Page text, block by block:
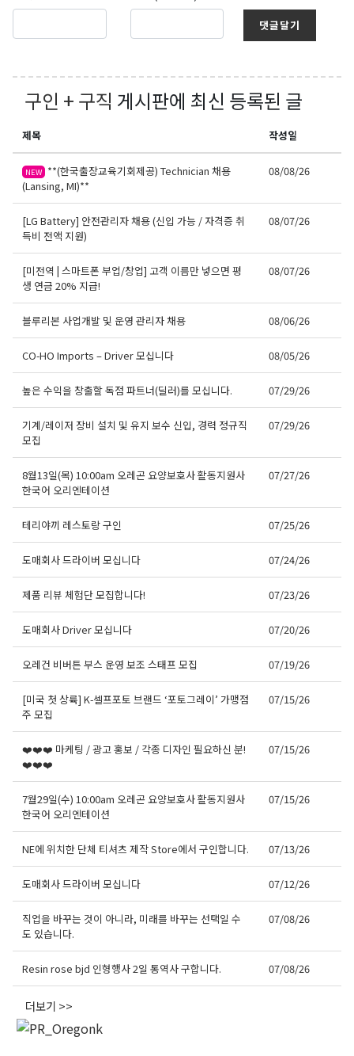
댓글달기
구인 + 구직 게시판에 최신 등록된 글
제목 작성일
NEW **(한국출장교육기회제공) Technician 채용
(Lansing, MI)**
08/08/26
[LG Battery] 안전관리자 채용 (신입 가능 / 자격증 취
득비 전액 지원)
08/07/26
[미전역 | 스마트폰 부업/창업] 고객 이름만 넣으면 평
생 연금 20% 지급!
08/07/26
블루리본 사업개발 및 운영 관리자 채용 08/06/26
CO-HO Imports – Driver 모십니다 08/05/26
높은 수익을 창출할 독점 파트너(딜러)를 모십니다. 07/29/26
기계/레이저 장비 설치 및 유지 보수 신입, 경력 정규직
모집
07/29/26
8월13일(목) 10:00am 오레곤 요양보호사 활동지원사
한국어 오리엔테이션
07/27/26
테리야끼 레스토랑 구인 07/25/26
도매회사 드라이버 모십니다 07/24/26
제품 리뷰 체험단 모집합니다! 07/23/26
도매회사 Driver 모십니다 07/20/26
오레건 비버튼 부스 운영 보조 스태프 모집 07/19/26
[미국 첫 상륙] K-셀프포토 브랜드 ‘포토그레이’ 가맹점
주 모집
07/15/26
❤️❤️❤️ 마케팅 / 광고 홍보 / 각종 디자인 필요하신 분!
❤️❤️❤️
07/15/26
7월29일(수) 10:00am 오레곤 요양보호사 활동지원사
한국어 오리엔테이션
07/15/26
NE에 위치한 단체 티셔츠 제작 Store에서 구인합니다. 07/13/26
도매회사 드라이버 모십니다 07/12/26
직업을 바꾸는 것이 아니라, 미래를 바꾸는 선택일 수
도 있습니다.
07/08/26
Resin rose bjd 인형행사 2일 통역사 구합니다. 07/08/26
더보기 >>
오레곤K 뉴스레터 구독